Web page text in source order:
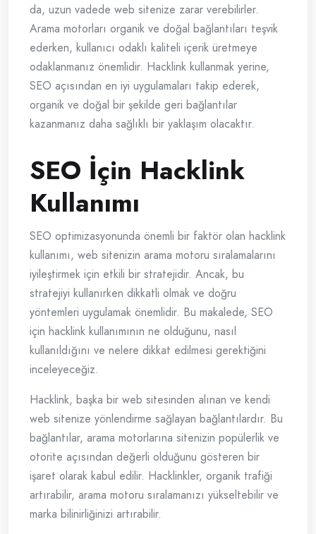
da, uzun vadede web sitenize zarar verebilirler.
Arama motorları organik ve doğal bağlantıları teşvik
ederken, kullanıcı odaklı kaliteli içerik üretmeye
odaklanmanız önemlidir. Hacklink kullanmak yerine,
SEO açısından en iyi uygulamaları takip ederek,
organik ve doğal bir şekilde geri bağlantılar
kazanmanız daha sağlıklı bir yaklaşım olacaktır.
SEO İçin Hacklink
Kullanımı
SEO optimizasyonunda önemli bir faktör olan hacklink
kullanımı, web sitenizin arama motoru sıralamalarını
iyileştirmek için etkili bir stratejidir. Ancak, bu
stratejiyi kullanırken dikkatli olmak ve doğru
yöntemleri uygulamak önemlidir. Bu makalede, SEO
için hacklink kullanımının ne olduğunu, nasıl
kullanıldığını ve nelere dikkat edilmesi gerektiğini
inceleyeceğiz.
Hacklink, başka bir web sitesinden alınan ve kendi
web sitenize yönlendirme sağlayan bağlantılardır. Bu
bağlantılar, arama motorlarına sitenizin popülerlik ve
otorite açısından değerli olduğunu gösteren bir
işaret olarak kabul edilir. Hacklinkler, organik trafiği
artırabilir, arama motoru sıralamanızı yükseltebilir ve
marka bilinirliğinizi artırabilir.